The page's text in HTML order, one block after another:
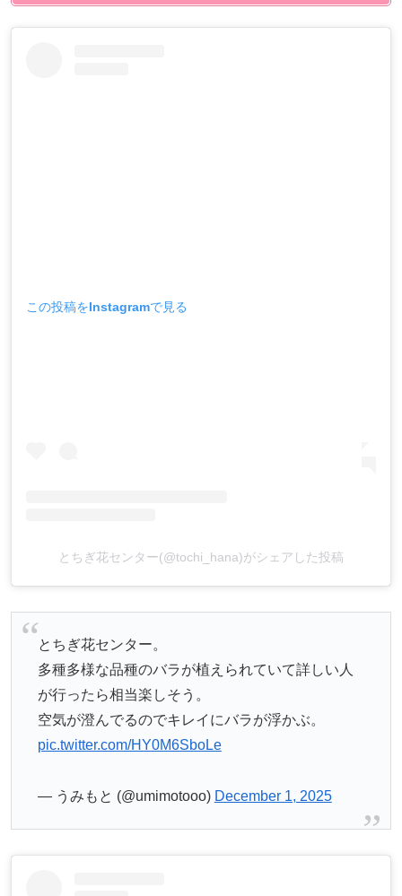
この投稿をInstagramで見る
とちぎ花センター(@tochi_hana)がシェアした投稿
とちぎ花センター。
多種多様な品種のバラが植えられていて詳しい人
が行ったら相当楽しそう。
空気が澄んでるのでキレイにバラが浮かぶ。
pic.twitter.com/HY0M6SboLe
— うみもと (@umimotooo) December 1, 2025